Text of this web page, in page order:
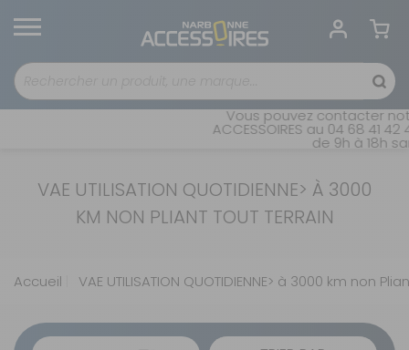
Vous pouvez contacter
ACCESSOIRES au 04 68 41
de 9h à 18h
VAE UTILISATION QUOTIDIENNE> À 3000
KM NON PLIANT TOUT TERRAIN
Accueil VAE UTILISATION QUOTIDIENNE> à 3000 km non